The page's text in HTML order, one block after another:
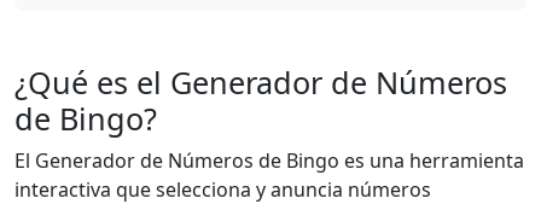
¿Qué es el Generador de Números
de Bingo?
El Generador de Números de Bingo es una herramienta
interactiva que selecciona y anuncia números